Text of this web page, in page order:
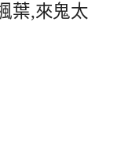
葉,來鬼太